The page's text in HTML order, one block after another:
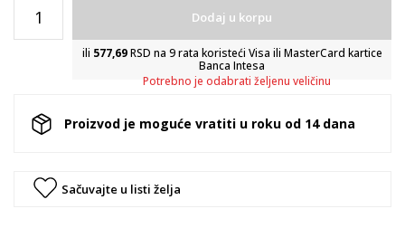
Dodaj u korpu
ili 577,69RSD na 9 rata koristeći Visa ili MasterCard kartice
Banca Intesa
Potrebno je odabrati željenu veličinu
Proizvod je moguće vratiti u roku od 14 dana
Sačuvajte u listi želja